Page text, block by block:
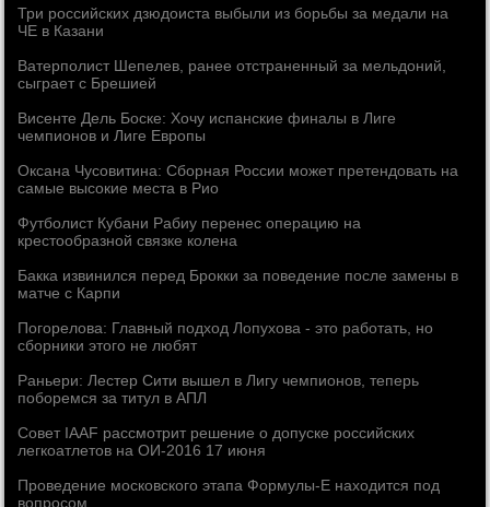
Три российских дзюдоиста выбыли из борьбы за медали на
ЧЕ в Казани
Ватерполист Шепелев, ранее отстраненный за мельдоний,
сыграет с Брешией
Висенте Дель Боске: Хочу испанские финалы в Лиге
чемпионов и Лиге Европы
Оксана Чусовитина: Сборная России может претендовать на
самые высокие места в Рио
Футболист Кубани Рабиу перенес операцию на
крестообразной связке колена
Бакка извинился перед Брокки за поведение после замены в
матче с Карпи
Погорелова: Главный подход Лопухова - это работать, но
сборники этого не любят
Раньери: Лестер Сити вышел в Лигу чемпионов, теперь
поборемся за титул в АПЛ
Совет IAAF рассмотрит решение о допуске российских
легкоатлетов на ОИ-2016 17 июня
Проведение московского этапа Формулы-Е находится под
вопросом